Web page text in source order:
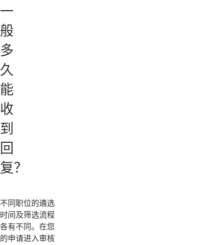
一
般
多
久
能
收
到
回
复？
不同职位的遴选
时间及筛选流程
各有不同。在您
的申请进入审核